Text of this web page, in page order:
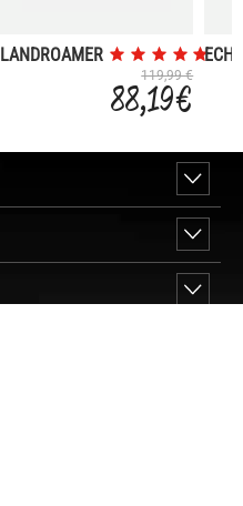
LANDROAMER
119,99 €
88,19 €